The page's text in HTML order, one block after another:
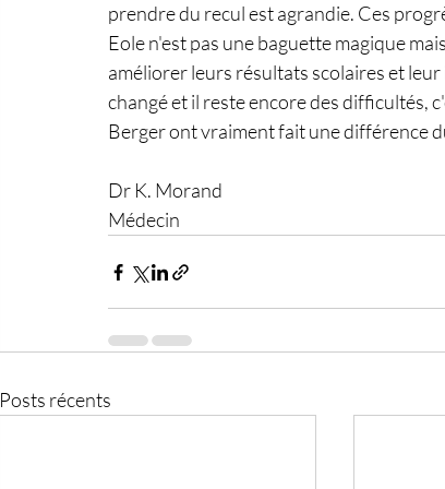
prendre du recul est agrandie. Ces
Eole n'est pas une baguette magique
améliorer leurs résultats scolaires et
changé et il reste encore des difficultés,
Berger ont vraiment fait une différence
Dr K. Morand
Médecin
Posts récents